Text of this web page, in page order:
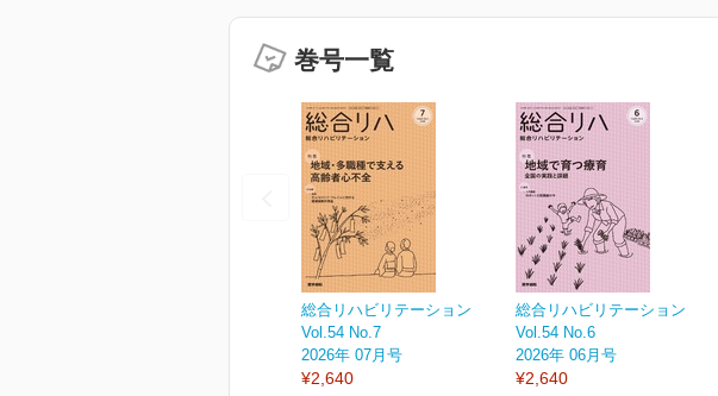
巻号一覧
総合リハビリテーション
Vol.54 No.7
2026年 07月号
¥2,640
総合リハビリテーション
Vol.54 No.6
2026年 06月号
¥2,640